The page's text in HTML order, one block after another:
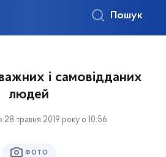
Пошук
і самовідданих
людей
28 травня 2019 року о 10:56
ФОТО